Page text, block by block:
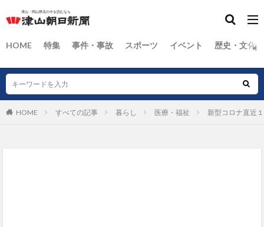
HOME 特集 事件・事故 スポーツ イベント 歴史・文化
HOME すべての記事 暮らし 医療・福祉 新型コロナ直近